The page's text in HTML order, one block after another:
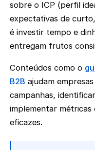
sobre o ICP (perfil
expectativas de
é investir tempo e
entregam frutos
Conteúdos como o
B2B ajudam
campanhas,
implementar
eficazes.